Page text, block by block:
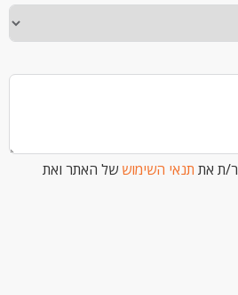
תנאי השימוש של האתר ואת